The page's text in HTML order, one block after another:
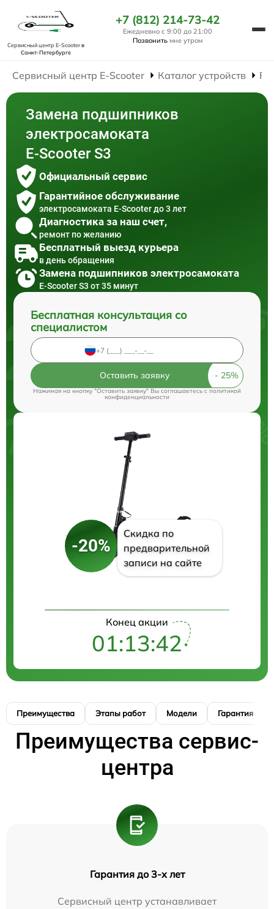
Сервисный центр E-Scooterв
Санкт-Петербурге
+7 (812) 214-73-42
Ежедневно с 9:00 до 21:00
Позвонить мне утром
Сервисный центр E-Scooter Каталог устройств
Замена подшипников
электросамоката
E-Scooter S3
Официальный сервис
Гарантийное обслуживание
электросамоката E-Scooter до 3 лет
Диагностика за наш счет,
ремонт по желанию
Бесплатный выезд курьера
в день обращения
Замена подшипников электросамоката
E-Scooter S3 от 35 минут
Бесплатная консультация со
специалистом
Оставить заявку
Нажимая на кнопку "Оставить заявку" Вы соглашаетесь cполитикой
конфиденциальности
-20%
Скидка по
предварительной
записи на сайте
Конец акции
01:13:41
Преимущества Этапы работ Модели Гарантия
Преимущества сервис-
центра
Гарантия до 3-х лет
Сервисный центр устанавливает